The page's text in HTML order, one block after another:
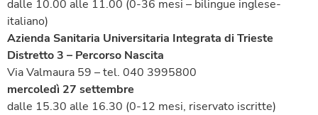
dalle 10.00 alle 11.00 (0-36 mesi – bilingue inglese-
italiano)
Azienda Sanitaria Universitaria Integrata di Trieste
Distretto 3 – Percorso Nascita
Via Valmaura 59 – tel. 040 3995800
mercoledì 27 settembre
dalle 15.30 alle 16.30 (0-12 mesi, riservato iscritte)